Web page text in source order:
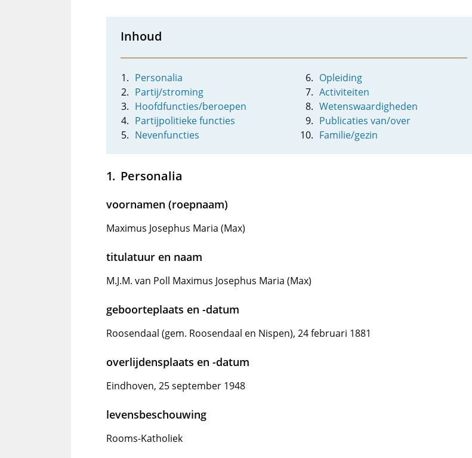
Inhoud
Personalia
Partij/stroming
Hoofdfuncties/beroepen
Partijpolitieke functies
Nevenfuncties
Opleiding
Activiteiten
Wetenswaardigheden
Publicaties van/over
Familie/gezin
Personalia
voornamen (roepnaam)
Maximus Josephus Maria (Max)
titulatuur en naam
M.J.M. van Poll Maximus Josephus Maria (Max)
geboorteplaats en -datum
Roosendaal (gem. Roosendaal en Nispen), 24 februari 1881
overlijdensplaats en -datum
Eindhoven, 25 september 1948
levensbeschouwing
Rooms-Katholiek